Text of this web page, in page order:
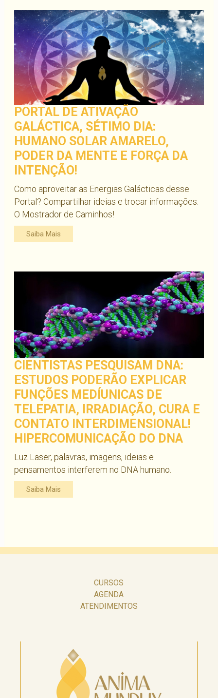
PORTAL DE ATIVAÇÃO
GALÁCTICA, SÉTIMO DIA:
HUMANO SOLAR AMARELO,
PODER DA MENTE E FORÇA DA
INTENÇÃO!
Como aproveitar as Energias Galácticas desse
Portal? Compartilhar ideias e trocar informações.
O Mostrador de Caminhos!
Saiba Mais
CIENTISTAS PESQUISAM DNA:
ESTUDOS PODERÃO EXPLICAR
FUNÇÕES MEDÍUNICAS DE
TELEPATIA, IRRADIAÇÃO, CURA E
CONTATO INTERDIMENSIONAL!
HIPERCOMUNICAÇÃO DO DNA
Luz Laser, palavras, imagens, ideias e
pensamentos interferem no DNA humano.
Saiba Mais
CURSOS
AGENDA
ATENDIMENTOS